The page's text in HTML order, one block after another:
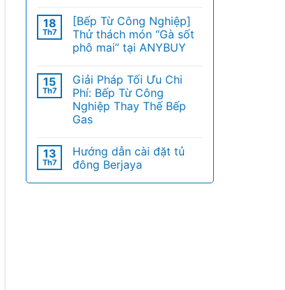
18
Th7
[Bếp Từ Công Nghiệp]
Thử thách món “Gà sốt
phô mai” tại ANYBUY
15
Th7
Giải Pháp Tối Ưu Chi
Phí: Bếp Từ Công
Nghiệp Thay Thế Bếp
Gas
13
Th7
Hướng dẫn cài đặt tủ
đông Berjaya